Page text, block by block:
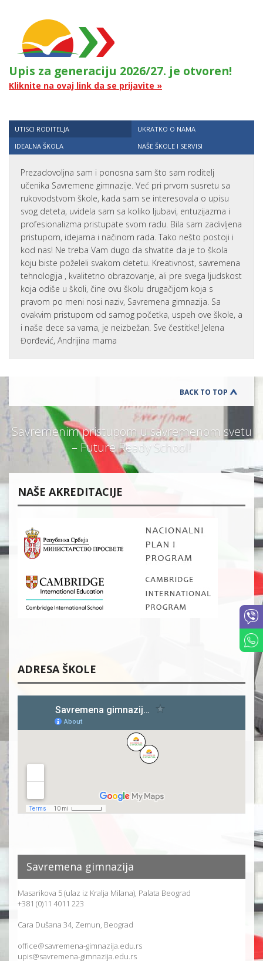
Upis za generaciju 2026/27. je otvoren!
Kliknite na ovaj link da se prijavite »
UTISCI RODITELJA
UKRATKO O NAMA
IDEALNA ŠKOLA
NAŠE ŠKOLE I SERVISI
Prezadovoljna sam i ponosna sam što sam roditelj
učenika Savremene gimnazije. Već pri prvom susretu sa
rukovodstvom škole, kada sam se interesovala o upisu
svog deteta, uvidela sam sa koliko ljubavi, entuzijazma i
profesionalizma pristupate svom radu. Bila sam zadivljena
pristupom, idejama i načinom rada. Tako nešto postoji i
kod nas! Ne treba Vam dugo da shvatite da je to škola
koju biste poželeli svakom detetu. Kreativnost, savremena
tehnologija , kvalitetno obrazovanje, ali pre svega ljudskost
koja odiše u školi, čine ovu školu drugačijom koja s
pravom po meni nosi naziv, Savremena gimnazija. Sa
ovakvim pristupom od samog početka, uspeh ove škole, a
i naše dece sa vama, je neizbežan. Sve čestitke! Jelena
Đorđević, Andrijina mama
BACK TO TOP
Savremenim pristupom u savremenom svetu
– Future Ready School!
NAŠE AKREDITACIJE
ADRESA ŠKOLE
Savremena gimnazija
Masarikova 5 (ulaz iz Kralja Milana), Palata Beograd
+381 (0)11 4011 223
Cara Dušana 34, Zemun, Beograd
office@savremena-gimnazija.edu.rs
upis@savremena-gimnazija.edu.rs